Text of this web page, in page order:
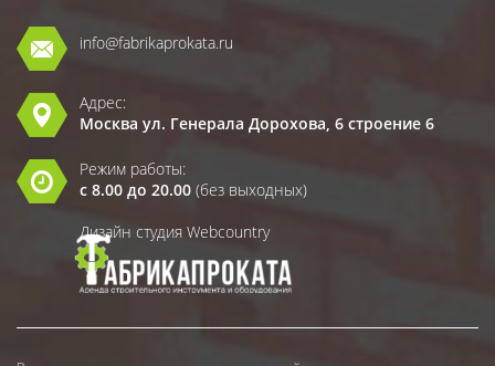
info@fabrikaprokata.ru
Адрес:
Москва ул. Генерала Дорохова, 6 строение 6
Режим работы:
с 8.00 до 20.00 (без выходных)
Дизайн студия Webcountry